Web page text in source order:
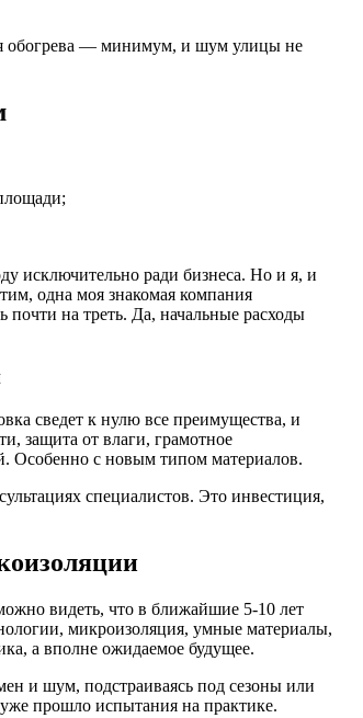
обогрева — минимум, и шум улицы не
исключительно ради бизнеса. Но и я, и
одна моя знакомая компания
почти на треть. Да, начальные расходы
сведет к нулю все преимущества, и
защита от влаги, грамотное
Особенно с новым типом материалов.
специалистов. Это инвестиция,
видеть, что в ближайшие 5-10 лет
микроизоляция, умные материалы,
а вполне ожидаемое будущее.
и шум, подстраиваясь под сезоны или
прошло испытания на практике.